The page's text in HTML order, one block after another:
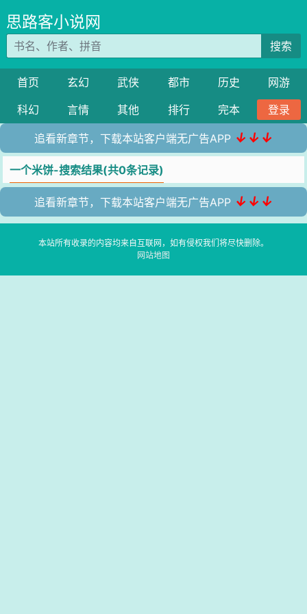
思路客小说网
搜索
首页 玄幻 武侠 都市 历史
网游
科幻
言情 其他 排行 完本 登录
追看新章节，下载本站客户端无广告APP ↓↓↓
一个米饼-搜索结果(共0条记录)
追看新章节，下载本站客户端无广告APP ↓↓↓
本站所有收录的内容均来自互联网，如有侵权我们将尽快删除。
网站地图